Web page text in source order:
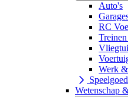
Auto's
RC
Werk
Wetenschap